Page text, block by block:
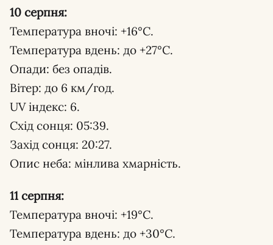
10 серпня:
Температура вночі: +16°С.
Температура вдень: до +27°С.
Опади: без опадів.
Вітер: до 6 км/год.
UV індекс: 6.
Схід сонця: 05:39.
Захід сонця: 20:27.
Опис неба: мінлива хмарність.
11 серпня:
Температура вночі: +19°С.
Температура вдень: до +30°С.